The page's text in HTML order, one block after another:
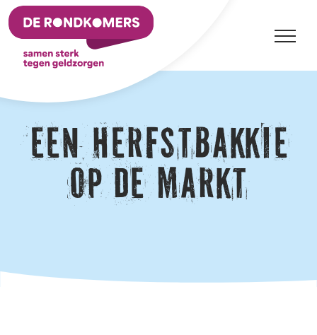
Ga
naar
inhoud
Een herfstbakkie
op de markt